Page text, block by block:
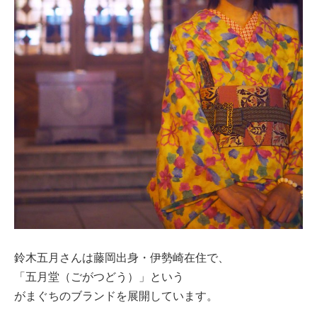
鈴木五月さんは藤岡出身・伊勢崎在住で、
「五月堂（ごがつどう）」という
がまぐちのブランドを展開しています。